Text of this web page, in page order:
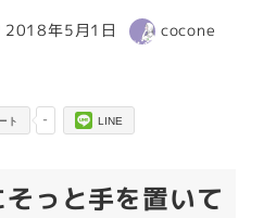
日
2018年5月1日
著
cocone
-
ト LINE
っと手を置いて